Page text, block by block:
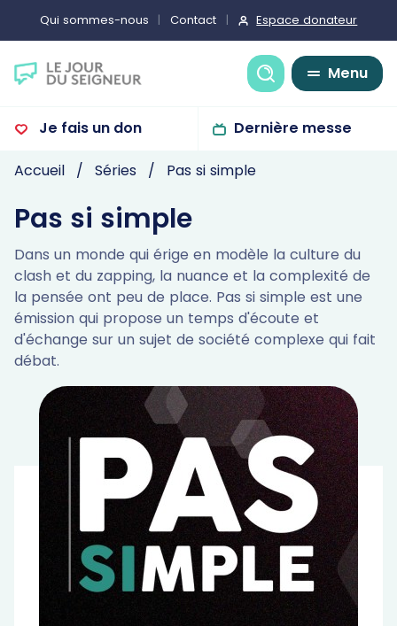
Qui sommes-nous Contact Espace donateur
Recherche
Menu
Je fais un don Dernière messe
Accueil Séries Pas si simple
Pas si simple
Dans un monde qui érige en modèle la culture du
clash et du zapping, la nuance et la complexité de
la pensée ont peu de place. Pas si simple est une
émission qui propose un temps d'écoute et
d'échange sur un sujet de société complexe qui fait
débat.